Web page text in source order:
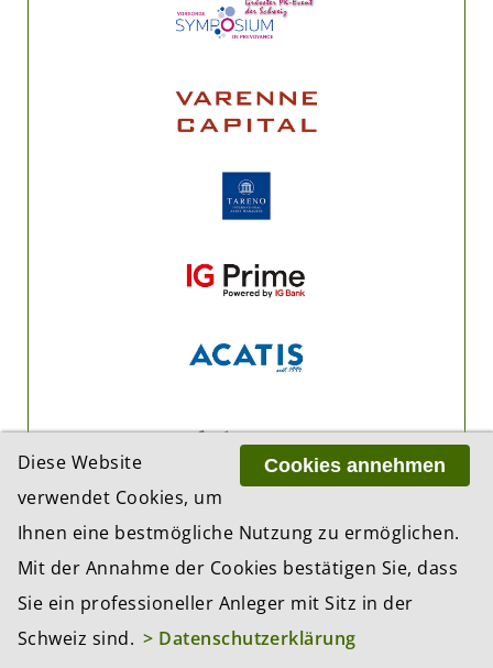
ADRESSE
Cookies annehmen
Diese Website
verwendet Cookies, um
Ihnen eine bestmögliche Nutzung zu ermöglichen.
Mit der Annahme der Cookies bestätigen Sie, dass
Sie ein professioneller Anleger mit Sitz in der
Schweiz sind. > Datenschutzerklärung